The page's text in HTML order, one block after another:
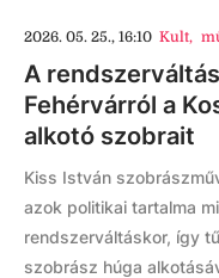
2026. 05. 25., 16:10 Kult,
A
Fehérvárról a
alkotó szobrait
Kiss István
azok politikai tartalma
rendszerváltáskor, így
szobrász húga